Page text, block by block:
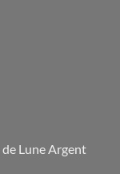
Lune Argent